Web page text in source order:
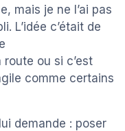
mais je ne l’ai pas
L’idée c’était de
ou si c’est
comme certains
demande : poser